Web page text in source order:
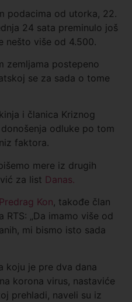
podacima od utorka, 22.
24 sata preminulo još
nešto više od 4.500.
zemljama postepeno
se za sada o tome
i članica Kriznog
odluke po tom
faktora.
mere iz drugih
za list Danas.
Kon, takođe član
„Da imamo više od
mi bismo isto sada
koju je pre dva dana
korona virus, nastaviće
prehladi, naveli su iz